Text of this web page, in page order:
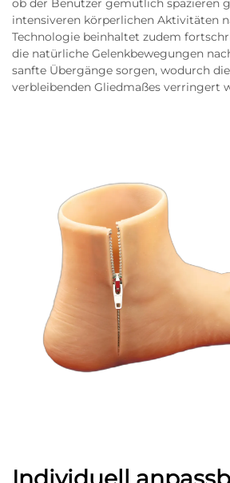
ob der Benutzer gemütlich spazieren
intensiveren körperlichen Aktivitäten
Technologie beinhaltet zudem
die natürliche Gelenkbewegungen
sanfte Übergänge sorgen, wodurch
verbleibenden Gliedmaßes verringert